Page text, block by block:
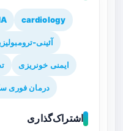
cardiology
آئینی-
ایمنی خونریزی
درمان فوری
اشتراک‌گذاری